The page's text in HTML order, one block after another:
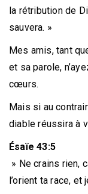
la rétribution de
sauvera. »
Mes amis, tant
et sa parole,
cœurs.
Mais si au
diable réussira à
Ésaïe 43:5
» Ne crains rien,
l’orient ta race, et